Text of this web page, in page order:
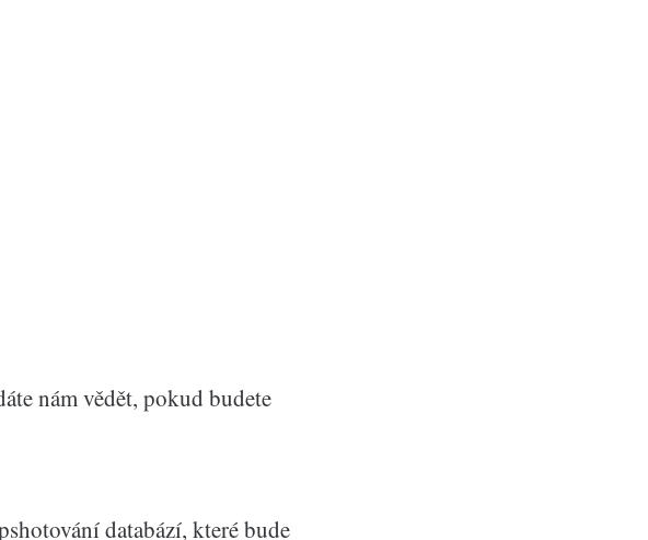
nám vědět, pokud budete
databází, které bude